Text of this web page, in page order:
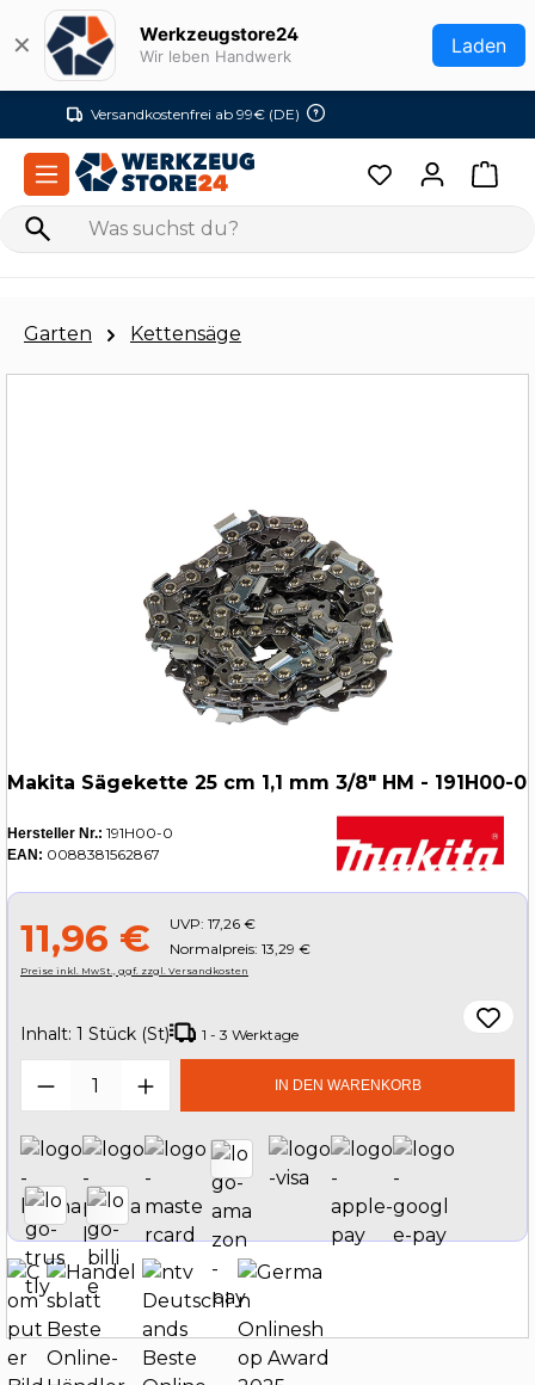
Zum Hauptinhalt springen
✕ Werkzeugstore24
Wir leben Handwerk Laden
Versandkostenfrei ab 99€ (DE)
Garten Kettensäge
Makita Sägekette 25 cm 1,1 mm 3/8" HM - 191H00-0
Hersteller Nr.: 191H00-0
EAN: 0088381562867
11,96 € UVP: 17,26 €
Normalpreis: 13,29 €
Preise inkl. MwSt., ggf. zzgl. Versandkosten
Inhalt: 1 Stück (St) 1 - 3 Werktage
Produkt Anzahl: Gib denIN DEN WARENKORB